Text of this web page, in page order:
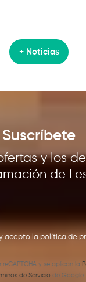
+ Noticias
Suscríbete
y los
de
acepto la política de
y se aplican la
de Servicio de Google.